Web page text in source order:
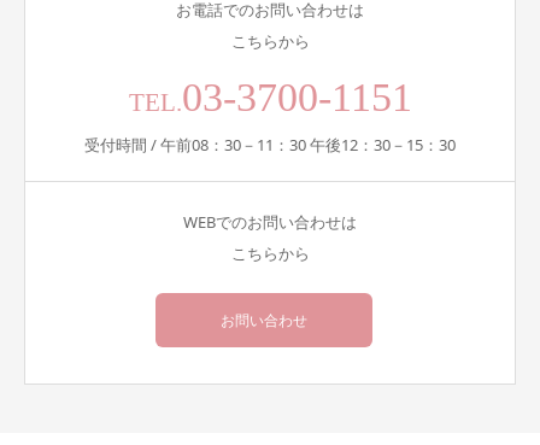
お電話でのお問い合わせは
こちらから
TEL.03-3700-1151
受付時間 / 午前08：30－11：30 午後12：30－15：30
WEBでのお問い合わせは
こちらから
お問い合わせ